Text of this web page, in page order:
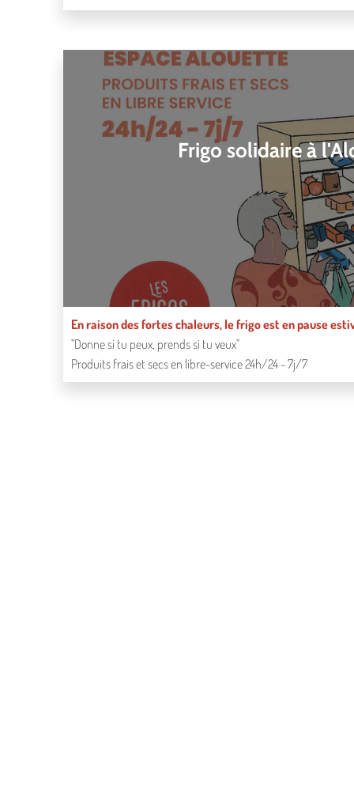
Frigo solidaire à
En raison des fortes chaleurs, le frigo est en pause
"Donne si tu peux, prends si tu veux"
Produits frais et secs en libre-service 24h/24 - 7j/7